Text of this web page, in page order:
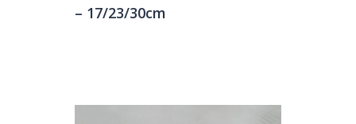
– 17/23/30cm